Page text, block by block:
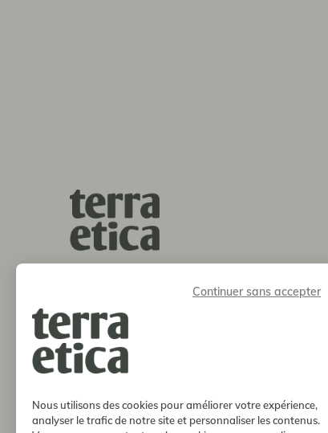
Continuer sans accepter
Nous utilisons des cookies pour améliorer votre expérience,
analyser le trafic de notre site et personnaliser les contenus.
5 avenue Louis de Broglie
33600 Pessac
05 56 93 13 83
info@terraetica.coop
où trouver nos produits